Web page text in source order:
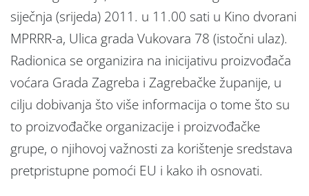
siječnja (srijeda) 2011. u 11.00 sati u Kino dvorani
MPRRR-a, Ulica grada Vukovara 78 (istočni ulaz).
Radionica se organizira na inicijativu proizvođača
voćara Grada Zagreba i Zagrebačke županije, u
cilju dobivanja što više informacija o tome što su
to proizvođačke organizacije i proizvođačke
grupe, o njihovoj važnosti za korištenje sredstava
pretpristupne pomoći EU i kako ih osnovati.